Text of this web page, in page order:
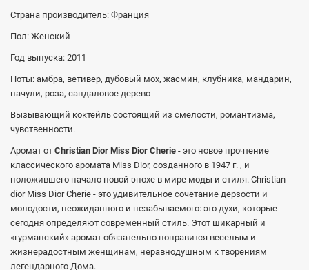
Страна производитель: Франция
Пол: Женский
Год выпуска: 2011
Ноты: амбра, ветивер, дубовый мох, жасмин, клубника, мандарин,
пачули, роза, сандаловое дерево
Вызывающий коктейль состоящий из смелости, романтизма,
чувственности.
Аромат от Christian Dior Miss Dior Cherie - это новое прочтение
классического аромата Miss Dior, созданного в 1947 г. , и
положившего начало новой эпохе в мире моды и стиля. Сhristian
dior Miss Dior Cherie - это удивительное сочетание дерзости и
молодости, неожиданного и незабываемого: это духи, которые
сегодня определяют современный стиль. Этот шикарный и
«гурманский» аромат обязательно понравится веселым и
жизнерадостным женщинам, неравнодушным к творениям
легендарного Дома.